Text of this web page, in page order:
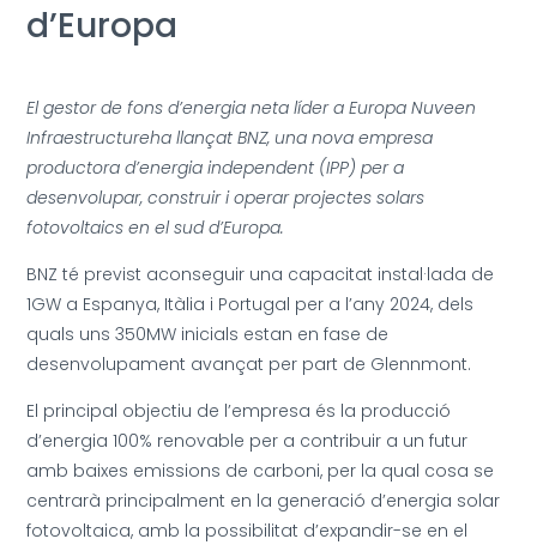
d’Europa
El gestor de fons d’energia neta líder a Europa Nuveen
Infraestructureha llançat BNZ, una nova empresa
productora d’energia independent (IPP) per a
desenvolupar, construir i operar projectes solars
fotovoltaics en el sud d’Europa.
BNZ té previst aconseguir una capacitat instal·lada de
1GW a Espanya, Itàlia i Portugal per a l’any 2024, dels
quals uns 350MW inicials estan en fase de
desenvolupament avançat per part de Glennmont.
El principal objectiu de l’empresa és la producció
d’energia 100% renovable per a contribuir a un futur
amb baixes emissions de carboni, per la qual cosa se
centrarà principalment en la generació d’energia solar
fotovoltaica, amb la possibilitat d’expandir-se en el